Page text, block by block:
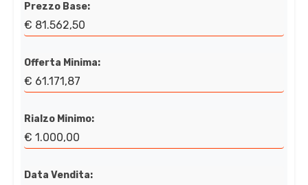
Prezzo Base:
€ 81.562,50
Offerta Minima:
€ 61.171,87
Rialzo Minimo:
€ 1.000,00
Data Vendita: